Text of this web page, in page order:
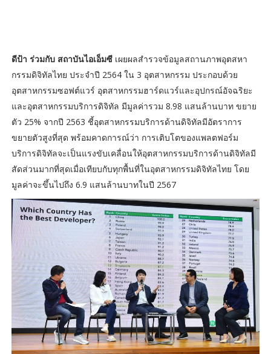
ดีป้า ร่วมกับ สถาบันไอเอ็มซีเผยผลสำรวจข้อมูลสถานภาพอุตสหา
กรรมดิจิทัลไทย ประจำปี 2564 ใน 3 อุตสาหกรรม ประกอบด้วย
อุตสาหกรรมซอฟต์แวร์ อุตสาหกรรมฮาร์ดแวร์และอุปกรณ์อัจฉริยะ
และอุตสาหกรรมบริการดิจิทัล มีมูลค่ารวม 8.98 แสนล้านบาท ขยาย
ตัว 25% จากปี 2563 ชี้อุตสาหกรรมบริการด้านดิจิทัลมีอัตราการ
ขยายตัวสูงที่สุด พร้อมคาดการณ์ว่า การเติบโตของแพลตฟอร์ม
บริการดิจิทัลจะเป็นแรงขับเคลื่อนให้อุตสาหกรรมบริการด้านดิจิทัลมี
สัดส่วนมากที่สุดเมื่อเทียบกับทุกพื้นที่ในอุตสาหกรรมดิจิทัลไทย โดย
มูลค่าจะขึ้นไปถึง 6.9 แสนล้านบาทในปี 2567